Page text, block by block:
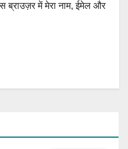
ब्राउज़र में मेरा नाम, ईमेल और